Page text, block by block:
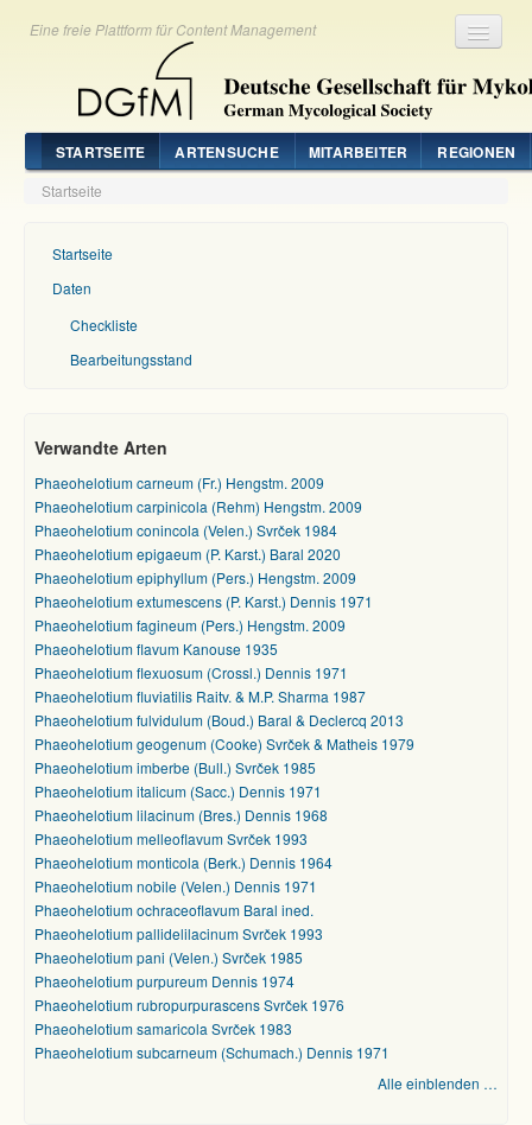
Eine freie Plattform für Content Management
STARTSEITE ARTENSUCHE MITARBEITER REGIONEN
Startseite
Startseite
Daten
Checkliste
Bearbeitungsstand
Verwandte Arten
Phaeohelotium carneum (Fr.) Hengstm. 2009
Phaeohelotium carpinicola (Rehm) Hengstm. 2009
Phaeohelotium conincola (Velen.) Svrček 1984
Phaeohelotium epigaeum (P. Karst.) Baral 2020
Phaeohelotium epiphyllum (Pers.) Hengstm. 2009
Phaeohelotium extumescens (P. Karst.) Dennis 1971
Phaeohelotium fagineum (Pers.) Hengstm. 2009
Phaeohelotium flavum Kanouse 1935
Phaeohelotium flexuosum (Crossl.) Dennis 1971
Phaeohelotium fluviatilis Raitv. & M.P. Sharma 1987
Phaeohelotium fulvidulum (Boud.) Baral & Declercq 2013
Phaeohelotium geogenum (Cooke) Svrček & Matheis 1979
Phaeohelotium imberbe (Bull.) Svrček 1985
Phaeohelotium italicum (Sacc.) Dennis 1971
Phaeohelotium lilacinum (Bres.) Dennis 1968
Phaeohelotium melleoflavum Svrček 1993
Phaeohelotium monticola (Berk.) Dennis 1964
Phaeohelotium nobile (Velen.) Dennis 1971
Phaeohelotium ochraceoflavum Baral ined.
Phaeohelotium pallidelilacinum Svrček 1993
Phaeohelotium pani (Velen.) Svrček 1985
Phaeohelotium purpureum Dennis 1974
Phaeohelotium rubropurpurascens Svrček 1976
Phaeohelotium samaricola Svrček 1983
Phaeohelotium subcarneum (Schumach.) Dennis 1971
Alle einblenden …